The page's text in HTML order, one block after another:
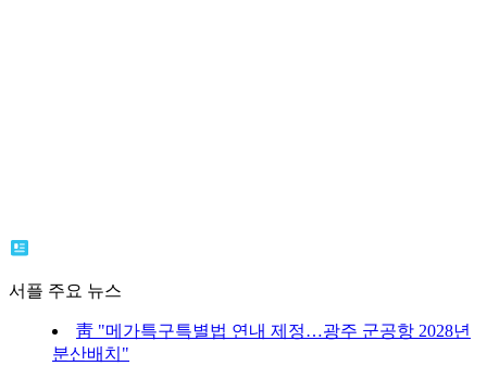
서플 주요 뉴스
靑 "메가특구특별법 연내 제정…광주 군공항 2028년
분산배치"